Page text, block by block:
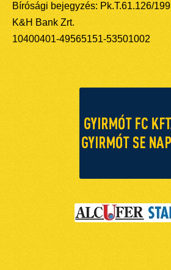
Bírósági bejegyzés: Pk.T.61.126/
K&H Bank Zrt.
10400401-49565151-53501002